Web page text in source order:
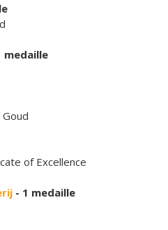
medaille
Goud
of Excellence
- 1 medaille